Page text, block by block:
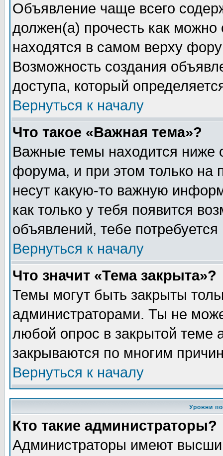
Объявление чаще всего
должен(а) прочесть как
находятся в самом верху
Возможность создания
доступа, который
Вернуться к началу
Что такое «Важная тема»?
Важные темы находится ниже
форума, и при этом только на
несут какую-то важную
как только у тебя появится
объявлений, тебе
Вернуться к началу
Что значит «Тема закрыта»?
Темы могут быть закрыты
администраторами. Ты не
любой опрос в закрытой теме
закрываются по многим
Вернуться к началу
Уровни
Кто такие администраторы?
Администраторы имеют